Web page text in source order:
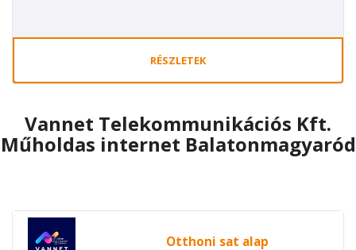
RÉSZLETEK
Vannet Telekommunikációs Kft.
Műholdas internet Balatonmagyaród
Otthoni sat alap